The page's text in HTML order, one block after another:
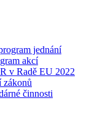
jednání
akcí
v Radě EU 2022
zákonů
činnosti